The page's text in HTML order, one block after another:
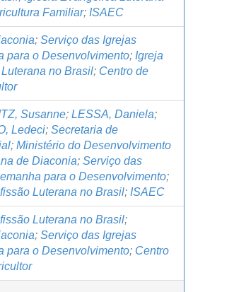
Familiar; ISAEC
; Serviço das Igrejas
para o Desenvolvimento; Igreja
no Brasil; Centro de
Susanne; LESSA, Daniela;
Ledeci; Secretaria de
; Ministério do Desenvolvimento
de Diaconia; Serviço das
para o Desenvolvimento;
Luterana no Brasil; ISAEC
Luterana no Brasil;
; Serviço das Igrejas
para o Desenvolvimento; Centro